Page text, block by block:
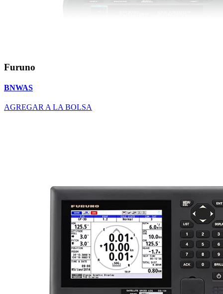
Furuno
BNWAS
AGREGAR A LA BOLSA